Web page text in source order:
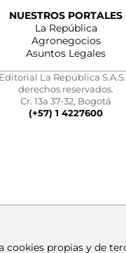
NUESTROS PORTALES
La República
Agronegocios
Asuntos Legales
La República
derechos reservados.
Cr. 13a 37-32, Bogotá
(+57) 1 4227600
cookies propias y de